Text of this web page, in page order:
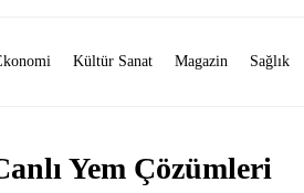
Kültür Sanat Magazin Sağlık
Yem Çözümleri